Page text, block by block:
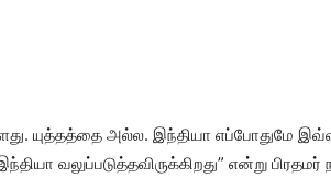
யுத்தத்தை அல்ல. இந்தியா எப்போதுமே
வலுப்படுத்தவிருக்கிறது” என்று பிரதமர்